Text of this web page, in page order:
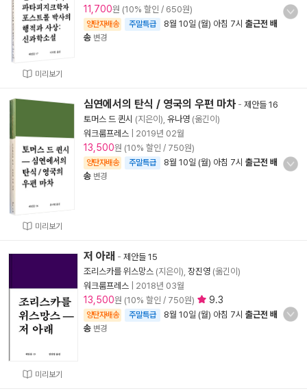
미리보기
11,700원 (10% 할인 / 650원)
양탄자배송 주말특급 8월 10일 (월) 아침 7시 출근전 배
송 변경
미리보기
심연에서의 탄식 / 영국의 우편 마차 - 제안들 16
토머스 드 퀸시 (지은이), 유나영 (옮긴이)
워크룸프레스
2019년 02월
13,500원 (10% 할인 / 750원)
양탄자배송 주말특급 8월 10일 (월) 아침 7시 출근전 배
송 변경
미리보기
저 아래 - 제안들 15
조리스카를 위스망스 (지은이), 장진영 (옮긴이)
워크룸프레스
2018년 03월
13,500원 (10% 할인 / 750원) 9.3
양탄자배송 주말특급 8월 10일 (월) 아침 7시 출근전 배
송 변경